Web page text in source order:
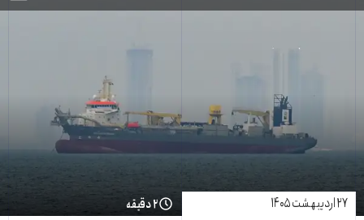
۲۷ اردیبهشت ۱۴۰۵ ۲ دقیقه